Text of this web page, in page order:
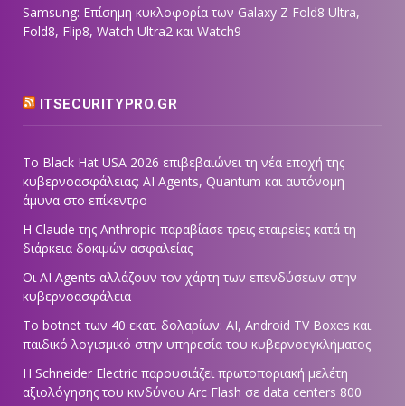
Samsung: Επίσημη κυκλοφορία των Galaxy Z Fold8 Ultra,
Fold8, Flip8, Watch Ultra2 και Watch9
ITSECURITYPRO.GR
Το Black Hat USA 2026 επιβεβαιώνει τη νέα εποχή της
κυβερνοασφάλειας: AI Agents, Quantum και αυτόνομη
άμυνα στο επίκεντρο
Η Claude της Anthropic παραβίασε τρεις εταιρείες κατά τη
διάρκεια δοκιμών ασφαλείας
Οι AI Agents αλλάζουν τον χάρτη των επενδύσεων στην
κυβερνοασφάλεια
Το botnet των 40 εκατ. δολαρίων: AI, Android TV Boxes και
παιδικό λογισμικό στην υπηρεσία του κυβερνοεγκλήματος
Η Schneider Electric παρουσιάζει πρωτοποριακή μελέτη
αξιολόγησης του κινδύνου Arc Flash σε data centers 800